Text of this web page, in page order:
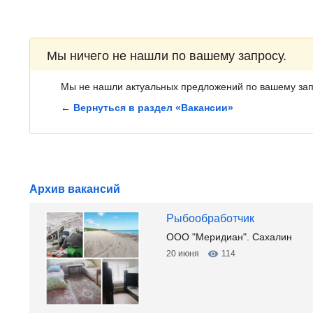
Мы ничего не нашли по вашему запросу.
Мы не нашли актуальных предложений по вашему
← Вернуться в раздел «Вакансии»
Архив вакансий
Рыбообработчик
ООО "Меридиан". Сахалин
20 июня 114